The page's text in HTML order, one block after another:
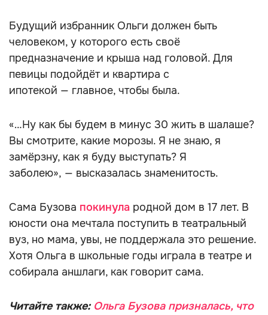
Будущий избранник Ольги должен быть
человеком, у которого есть своё
предназначение и крыша над головой. Для
певицы подойдёт и квартира с
ипотекой — главное, чтобы была.
«…Ну как бы будем в минус 30 жить в шалаше?
Вы смотрите, какие морозы. Я не знаю, я
замёрзну, как я буду выступать? Я
заболею», — высказалась знаменитость.
Сама Бузова покинула родной дом в 17 лет. В
юности она мечтала поступить в театральный
вуз, но мама, увы, не поддержала это решение.
Хотя Ольга в школьные годы играла в театре и
собирала аншлаги, как говорит сама.
Читайте также: Ольга Бузова призналась, что